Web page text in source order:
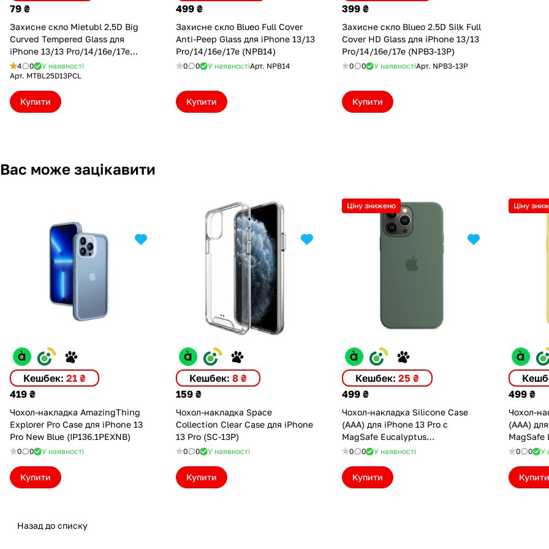
79 ₴
Захисне скло Mietubl 2.5D Big
Curved Tempered Glass для
iPhone 13/13 Pro/14/16e/17e
Clear (MTBL25D13PCL)
4 0
У наявності
Арт. MTBL25D13PCL
Купити
499 ₴
Захисне скло Blueo Full Cover
Anti-Peep Glass для iPhone 13/13
Pro/14/16e/17e (NPB14)
0 0 У наявностіАрт. NPB14
Купити
399 ₴
Захисне скло Blueo 2.5D Silk Full
Cover HD Glass для iPhone 13/13
Pro/14/16e/17e (NPB3-13P)
0 0 У наявностіАрт. NPB3-13P
Купити
Вас може зацікавити
Кешбек: 21 ₴
419 ₴
Чохол-накладка AmazingThing
Explorer Pro Case для iPhone 13
Pro New Blue (IP136.1PEXNB)
0 0 У наявності
Купити
Кешбек:8 ₴
159 ₴
Чохол-накладка Space
Collection Clear Case для iPhone
13 Pro (SC-13P)
0 0 У наявності
Купити
Ціну знижено
Кешбек:25 ₴
499 ₴
Чохол-накладка Silicone Case
(AAA) для iPhone 13 Pro с
MagSafe Eucalyptus
(ASC13PEUCPT(M))
0 0 У наявності
Купити
Ціну
499 ₴
Чохол-
(AAA)
MagSafe
0 0 У
Купити
Назад до списку